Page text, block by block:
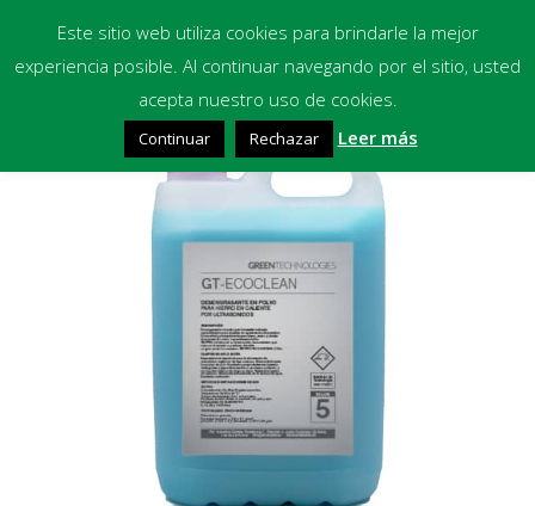
Productos Químicos
Este sitio web utiliza cookies para brindarle la mejor
experiencia posible. Al continuar navegando por el sitio, usted
acepta nuestro uso de cookies.
Continuar Rechazar Leer más